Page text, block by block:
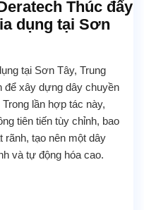
Thúc đẩy
dụng tại Sơn
tại Sơn Tây, Trung
để xây dựng dây chuyền
lần hợp tác này,
tiên tiến tùy chỉnh, bao
rãnh, tạo nên một dây
và tự động hóa cao.